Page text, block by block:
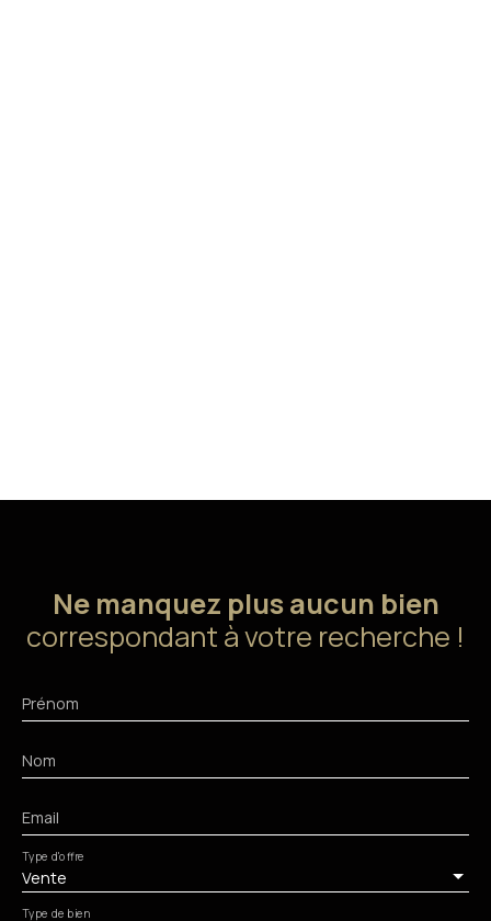
Ne manquez plus aucun bien
correspondant à votre recherche !
Prénom
Nom
Email
Vente
Type d'offre
Type de bien